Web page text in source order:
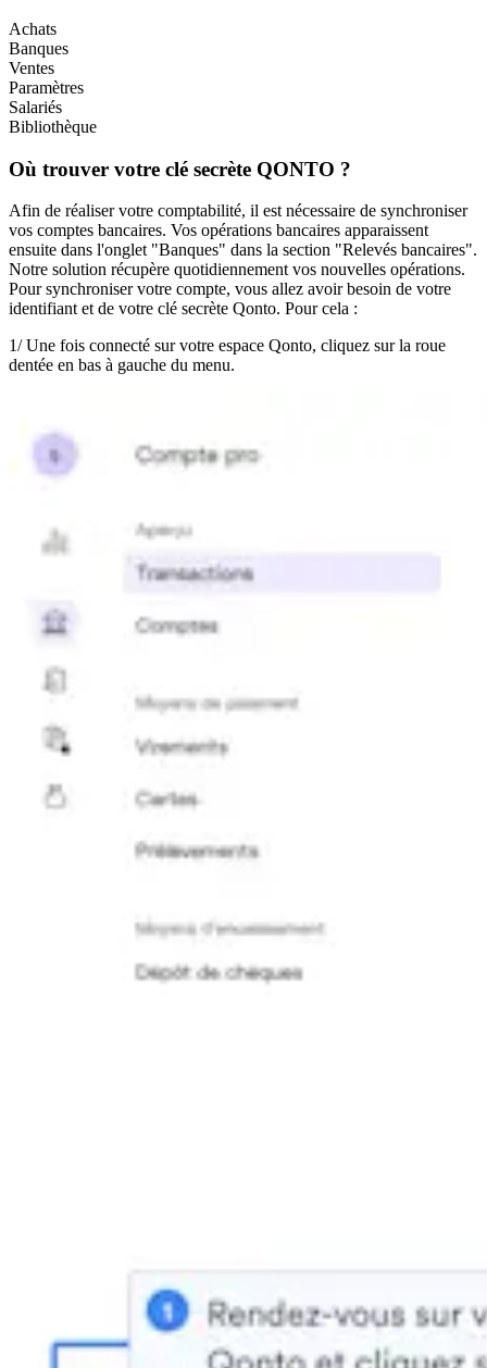
Achats
Banques
Ventes
Paramètres
Salariés
Bibliothèque
Où trouver votre clé secrète QONTO ?
Afin de réaliser votre comptabilité, il est nécessaire de synchroniser
vos comptes bancaires. Vos opérations bancaires apparaissent
ensuite dans l'onglet "Banques" dans la section "Relevés bancaires".
Notre solution récupère quotidiennement vos nouvelles opérations.
Pour synchroniser votre compte, vous allez avoir besoin de votre
identifiant et de votre clé secrète Qonto. Pour cela :
1/ Une fois connecté sur votre espace Qonto, cliquez sur la roue
dentée en bas à gauche du menu.